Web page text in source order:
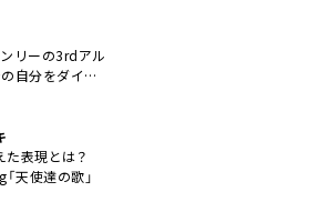
ンリーの3rdアル
自分をダイレ
た表現とは？
天使達の歌」